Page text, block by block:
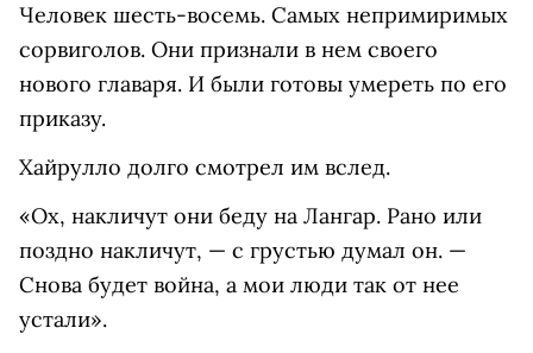
Человек шесть-восемь. Самых непримиримых
сорвиголов. Они признали в нем своего
нового главаря. И были готовы умереть по его
приказу.
Хайрулло долго смотрел им вслед.
«Ох, накличут они беду на Лангар. Рано или
поздно накличут, — с грустью думал он. —
Снова будет война, а мои люди так от нее
устали».